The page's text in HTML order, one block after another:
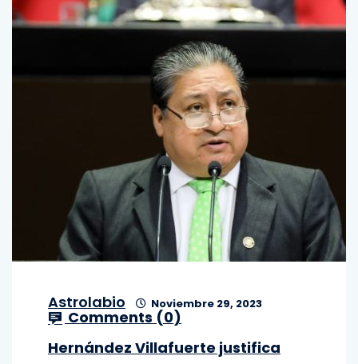
Astrolabio Noviembre 29, 2023
Comments (0)
Hernández Villafuerte justifica